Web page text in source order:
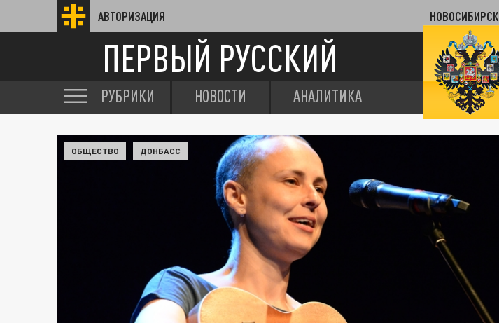
АВТОРИЗАЦИЯ НОВОСИБИРСК
ПЕРВЫЙ РУССКИЙ
РУБРИКИ НОВОСТИ АНАЛИТИКА
ОБЩЕСТВО ДОНБАСС